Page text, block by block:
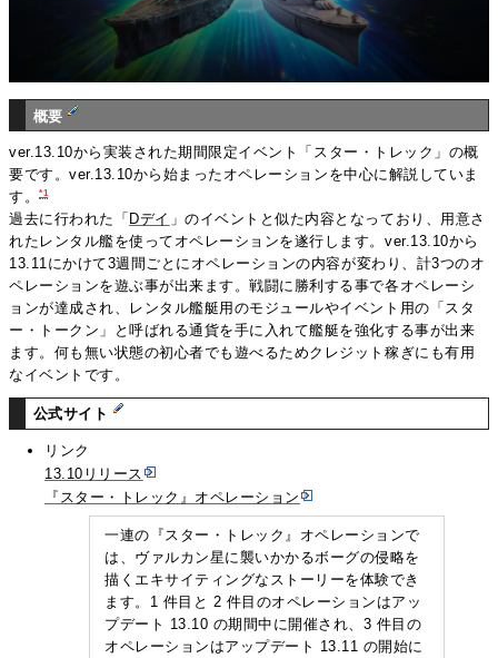
概要
ver.13.10から実装された期間限定イベント「スター・トレック」の概
要です。ver.13.10から始まったオペレーションを中心に解説していま
す。*1
過去に行われた「 Dデイ 」のイベントと似た内容となっており、用意さ
れたレンタル艦を使ってオペレーションを遂行します。ver.13.10から
13.11にかけて3週間ごとにオペレーションの内容が変わり、計3つのオ
ペレーションを遊ぶ事が出来ます。戦闘に勝利する事で各オペレーシ
ョンが達成され、レンタル艦艇用のモジュールやイベント用の「スタ
ー・トークン」と呼ばれる通貨を手に入れて艦艇を強化する事が出来
ます。何も無い状態の初心者でも遊べるためクレジット稼ぎにも有用
なイベントです。
公式サイト
リンク
13.10リリース
『スター・トレック』オペレーション
一連の『スター・トレック』オペレーションで
は、ヴァルカン星に襲いかかるボーグの侵略を
描くエキサイティングなストーリーを体験でき
ます。1 件目と 2 件目のオペレーションはアッ
プデート 13.10 の期間中に開催され、3 件目の
オペレーションはアップデート 13.11 の開始に